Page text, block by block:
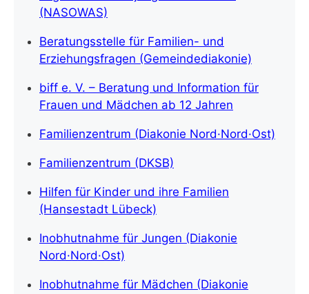
(NASOWAS)
Beratungsstelle für Familien- und
Erziehungsfragen (Gemeindediakonie)
biff e. V. – Beratung und Information für
Frauen und Mädchen ab 12 Jahren
Familienzentrum (Diakonie Nord·Nord·Ost)
Familienzentrum (DKSB)
Hilfen für Kinder und ihre Familien
(Hansestadt Lübeck)
Inobhutnahme für Jungen (Diakonie
Nord·Nord·Ost)
Inobhutnahme für Mädchen (Diakonie